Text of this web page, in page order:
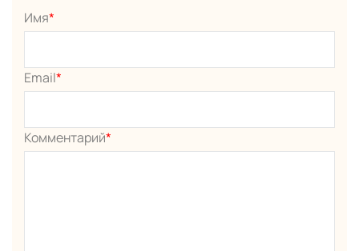
Имя*
Email*
Комментарий*